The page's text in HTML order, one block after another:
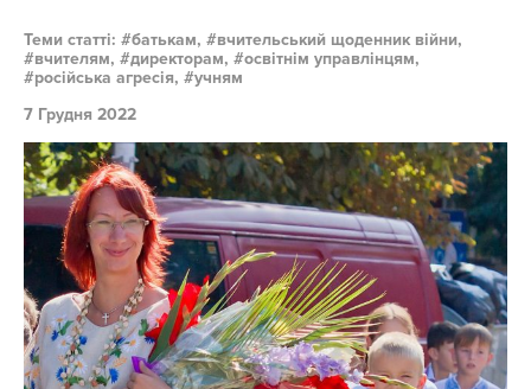
Теми статті: батькам,
вчительський щоденник війни,
вчителям,
директорам,
освітнім управлінцям,
російська агресія,
учням
7 Грудня 2022